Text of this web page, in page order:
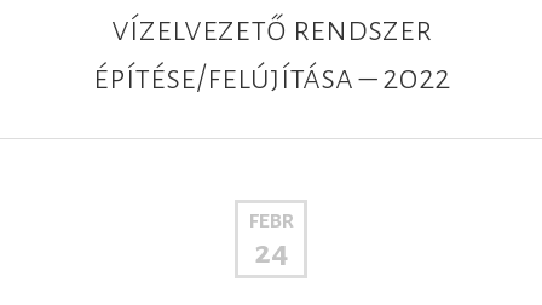
vízelvezető rendszer
építése/felújítása – 2022
FEBR
24